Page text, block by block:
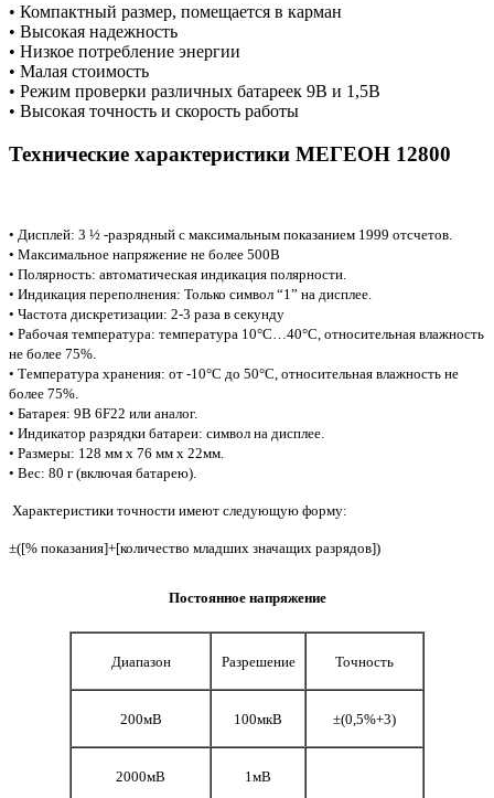
• Компактный размер, помещается в карман
• Высокая надежность
• Низкое потребление энергии
• Малая стоимость
• Режим проверки различных батареек 9В и 1,5В
• Высокая точность и скорость работы
Технические характеристики МЕГЕОН 12800
• Дисплей: 3 ½ -разрядный с максимальным показанием 1999 отсчетов.
• Максимальное напряжение не более 500В
• Полярность: автоматическая индикация полярности.
• Индикация переполнения: Только символ “1” на дисплее.
• Частота дискретизации: 2-3 раза в секунду
• Рабочая температура: температура 10°С…40°С, относительная влажность
не более 75%.
• Температура хранения: от -10°С до 50°С, относительная влажность не
более 75%.
• Батарея: 9В 6F22 или аналог.
• Индикатор разрядки батареи: символ на дисплее.
• Размеры: 128 мм х 76 мм х 22мм.
• Вес: 80 г (включая батарею).
Характеристики точности имеют следующую форму:
±([% показания]+[количество младших значащих разрядов])
Постоянное напряжение
Диапазон Разрешение Точность
200мВ 100мкВ ±(0,5%+3)
2000мВ 1мВ